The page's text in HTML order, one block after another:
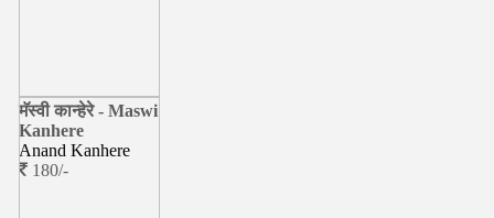
मॅस्वी कान्हेरे - Maswi
Kanhere
Anand Kanhere
180/-